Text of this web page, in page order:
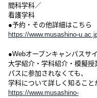
間科学科／
看護学科
●予約・その他詳細はこちら
https://www.musashino-
●Webオープンキャンパスサ
大学紹介・学科紹介・模擬授
パスに参加されなくても、
学科について詳しく知ること
https://www.musashino-